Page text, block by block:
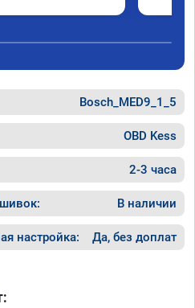
Bosch_MED9_1_5
OBD Kess
2-3 часа
В наличии
настройка: Да, без доплат